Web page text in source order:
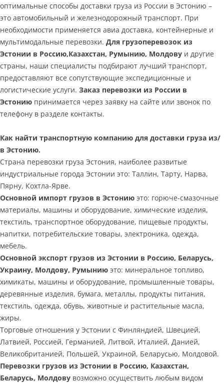
оптимальные способы доставки груза из России в Эстонию –
это автомобильный и железнодорожный транспорт. При
необходимости применяется авиа доставка, контейнерные и
мультимодальные перевозки. Для грузоперевозок из
Эстонии в Россию,Казахстан, Румынию, Молдову и другие
страны, наши специалисты подбирают лучший транспорт,
предоставляют все сопутствующие экспедиционные и
логистические услуги. Заказ перевозки из России в
Эстонию принимается через заявку на сайте или звонок по
телефону в разделе контакты.
Как найти транспортную компанию для доставки груза из/
в Эстонию.
Страна перевозки груза Эстония, наиболее развитые
индустриальные города Эстонии это: Таллин, Тарту, Нарва,
Пярну, Кохтла-Ярве.
Основной импорт грузов в Эстонию это: горюче-смазочные
материалы, машины и оборудование, химические изделия,
текстиль, транспортное оборудование, пищевые продукты,
напитки, потребительские товары, электроника, одежда,
мебель.
Основной экспорт грузов из Эстонии в Россию, Беларусь,
Украину, Молдову, Румынию это: минеральное топливо,
химикаты, машины и оборудование, промышленные товары,
деревянные изделия, бумага, металлы, продукты питания,
текстиль, одежда, обувь, животные и растительные масла,
жиры.
Торговые отношения у Эстонии с Финляндией, Швецией,
Латвией, Россией, Германией, Литвой, Италией, Данией,
Великобританией, Польшей, Украиной, Беларусью, Молдовой.
Перевозки грузов из Эстонии в Россию, Казахстан,
Беларусь, Молдову возможно осуществить любым видом